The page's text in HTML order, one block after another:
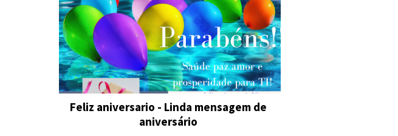
Feliz aniversario - Linda mensagem de
aniversário